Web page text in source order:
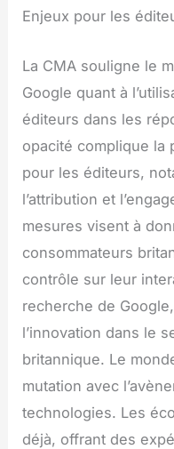
Enjeux pour les
La CMA souligne le
Google quant à
éditeurs dans les
opacité complique la
pour les éditeurs,
l’attribution et
mesures visent à
consommateurs
contrôle sur leur
recherche de
l’innovation dans le
britannique. Le
mutation avec
technologies. Les
déjà, offrant des